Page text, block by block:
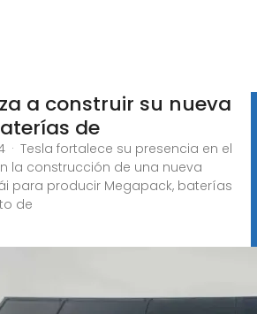
a construir su nueva
de
· Tesla fortalece su presencia en el
la construcción de una nueva
para producir Megapack, baterías
de